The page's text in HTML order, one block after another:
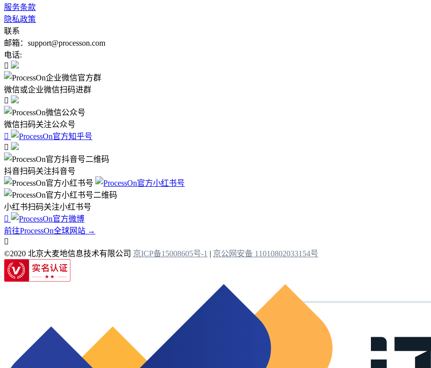
服务条款
隐私政策
联系
邮箱：support@processon.com
电话:

微信或企业微信扫码进群

微信扫码关注公众号


抖音扫码关注抖音号
小红书扫码关注小红书号

前往ProcessOn全球网站 →

©2020 北京大麦地信息技术有限公司 京ICP备15008605号-1 | 京公网安备 11010802033154号